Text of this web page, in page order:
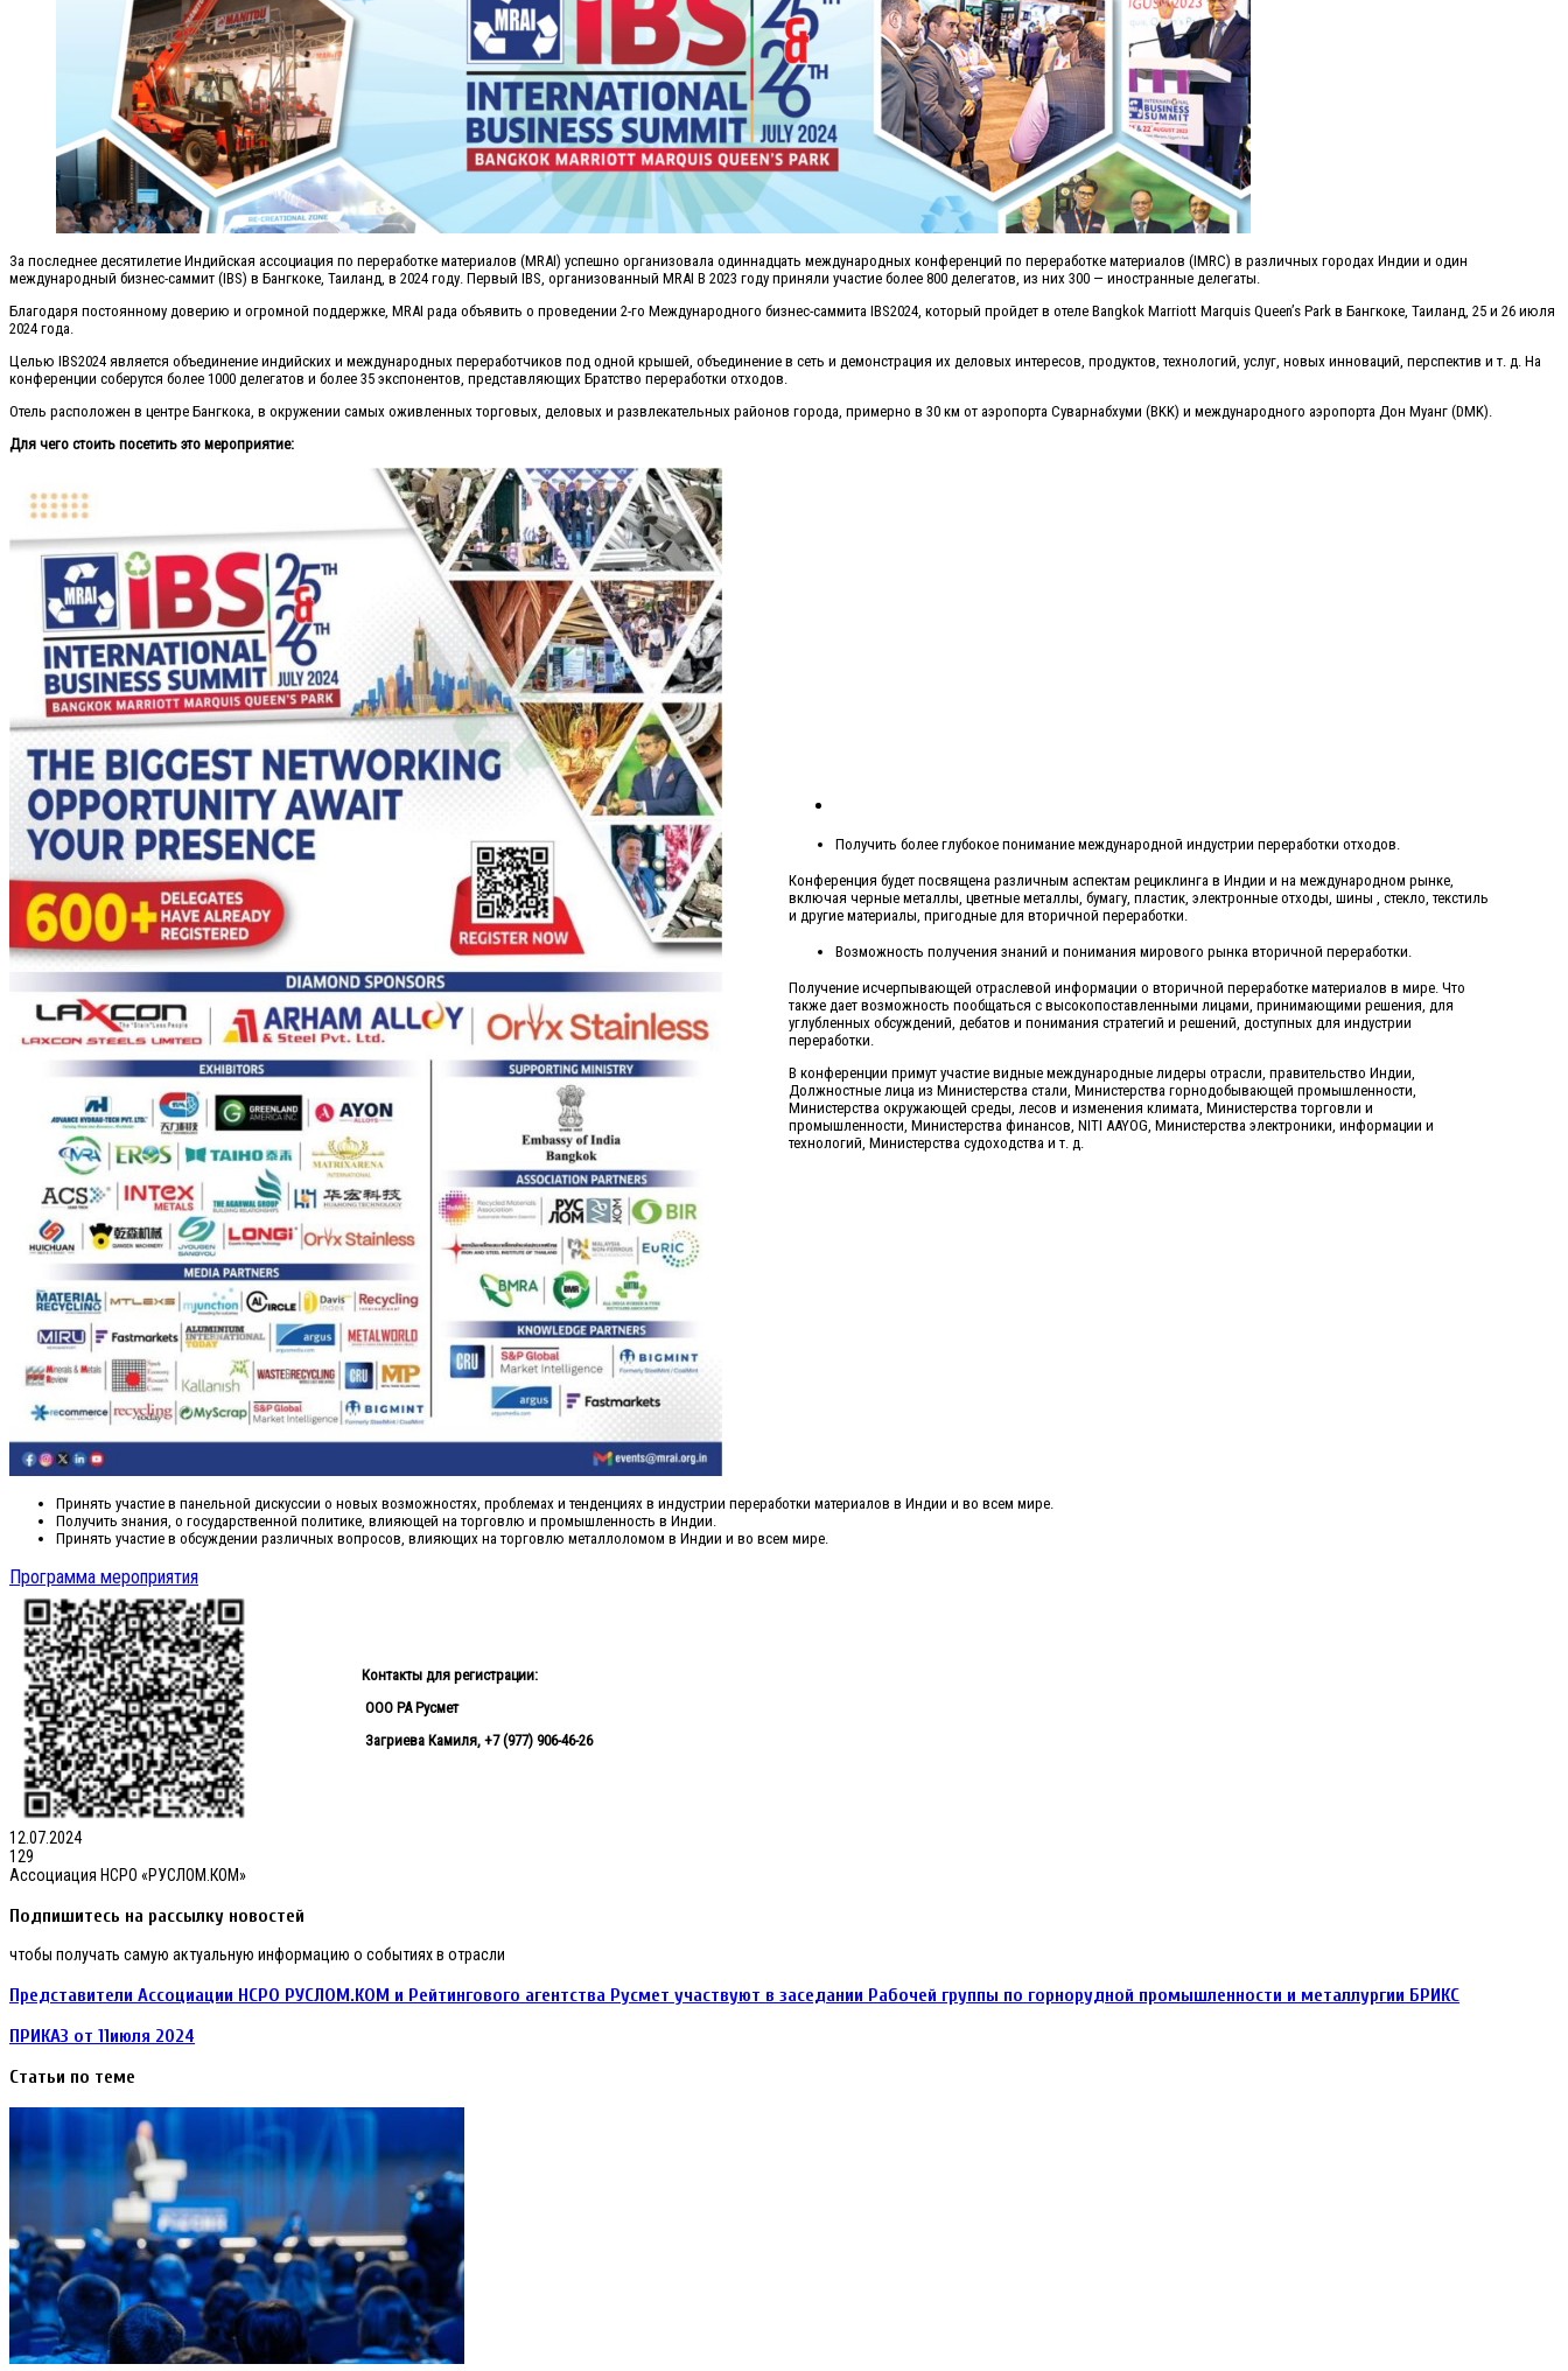
За последнее десятилетие Индийская ассоциация по переработке материалов (MRAI) успешно организовала одиннадцать международных конференций по переработке материалов (IMRC) в различных городах Индии и один
международный бизнес-саммит (IBS) в Бангкоке, Таиланд, в 2024 году. Первый IBS, организованный MRAI В 2023 году приняли участие более 800 делегатов, из них 300 — иностранные делегаты.
Благодаря постоянному доверию и огромной поддержке, MRAI рада объявить о проведении 2-го Международного бизнес-саммита IBS2024, который пройдет в отеле Bangkok Marriott Marquis Queen’s Park в Бангкоке, Таиланд, 25 и 26 июля
2024 года.
Целью IBS2024 является объединение индийских и международных переработчиков под одной крышей, объединение в сеть и демонстрация их деловых интересов, продуктов, технологий, услуг, новых инноваций, перспектив и т. д. На
конференции соберутся более 1000 делегатов и более 35 экспонентов, представляющих Братство переработки отходов.
Отель расположен в центре Бангкока, в окружении самых оживленных торговых, деловых и развлекательных районов города, примерно в 30 км от аэропорта Суварнабхуми (BKK) и международного аэропорта Дон Муанг (DMK).
Для чего стоить посетить это мероприятие:
Получить более глубокое понимание международной индустрии переработки отходов.
Конференция будет посвящена различным аспектам рециклинга в Индии и на международном рынке,
включая черные металлы, цветные металлы, бумагу, пластик, электронные отходы, шины , стекло, текстиль
и другие материалы, пригодные для вторичной переработки.
Возможность получения знаний и понимания мирового рынка вторичной переработки.
Получение исчерпывающей отраслевой информации о вторичной переработке материалов в мире. Что
также дает возможность пообщаться с высокопоставленными лицами, принимающими решения, для
углубленных обсуждений, дебатов и понимания стратегий и решений, доступных для индустрии
переработки.
В конференции примут участие видные международные лидеры отрасли, правительство Индии,
Должностные лица из Министерства стали, Министерства горнодобывающей промышленности,
Министерства окружающей среды, лесов и изменения климата, Министерства торговли и
промышленности, Министерства финансов, NITI AAYOG, Министерства электроники, информации и
технологий, Министерства судоходства и т. д.
Принять участие в панельной дискуссии о новых возможностях, проблемах и тенденциях в индустрии переработки материалов в Индии и во всем мире.
Получить знания, о государственной политике, влияющей на торговлю и промышленность в Индии.
Принять участие в обсуждении различных вопросов, влияющих на торговлю металлоломом в Индии и во всем мире.
Программа мероприятия
Контакты для регистрации:
ООО РА Русмет
Загриева Камиля, +7 (977) 906-46-26
12.07.2024
129
Ассоциация НСРО «РУСЛОМ.КОМ»
Подпишитесь на рассылку новостей
чтобы получать самую актуальную информацию о событиях в отрасли
Представители
Ассоциации
НСРО
РУСЛОМ.КОМ
и
Рейтингового
агентства
участвуют
заседании
по
горнорудной
промышленности
и
металлургии
БРИКС
Представители Ассоциации НСРО РУСЛОМ.КОМ и Рейтингового агентства Русмет участвуют в заседании Рабочей группы по горнорудной промышленности и металлургии БРИКС
ПРИКАЗ
11июля
2024
ПРИКАЗ от 11июля 2024
Статьи по теме